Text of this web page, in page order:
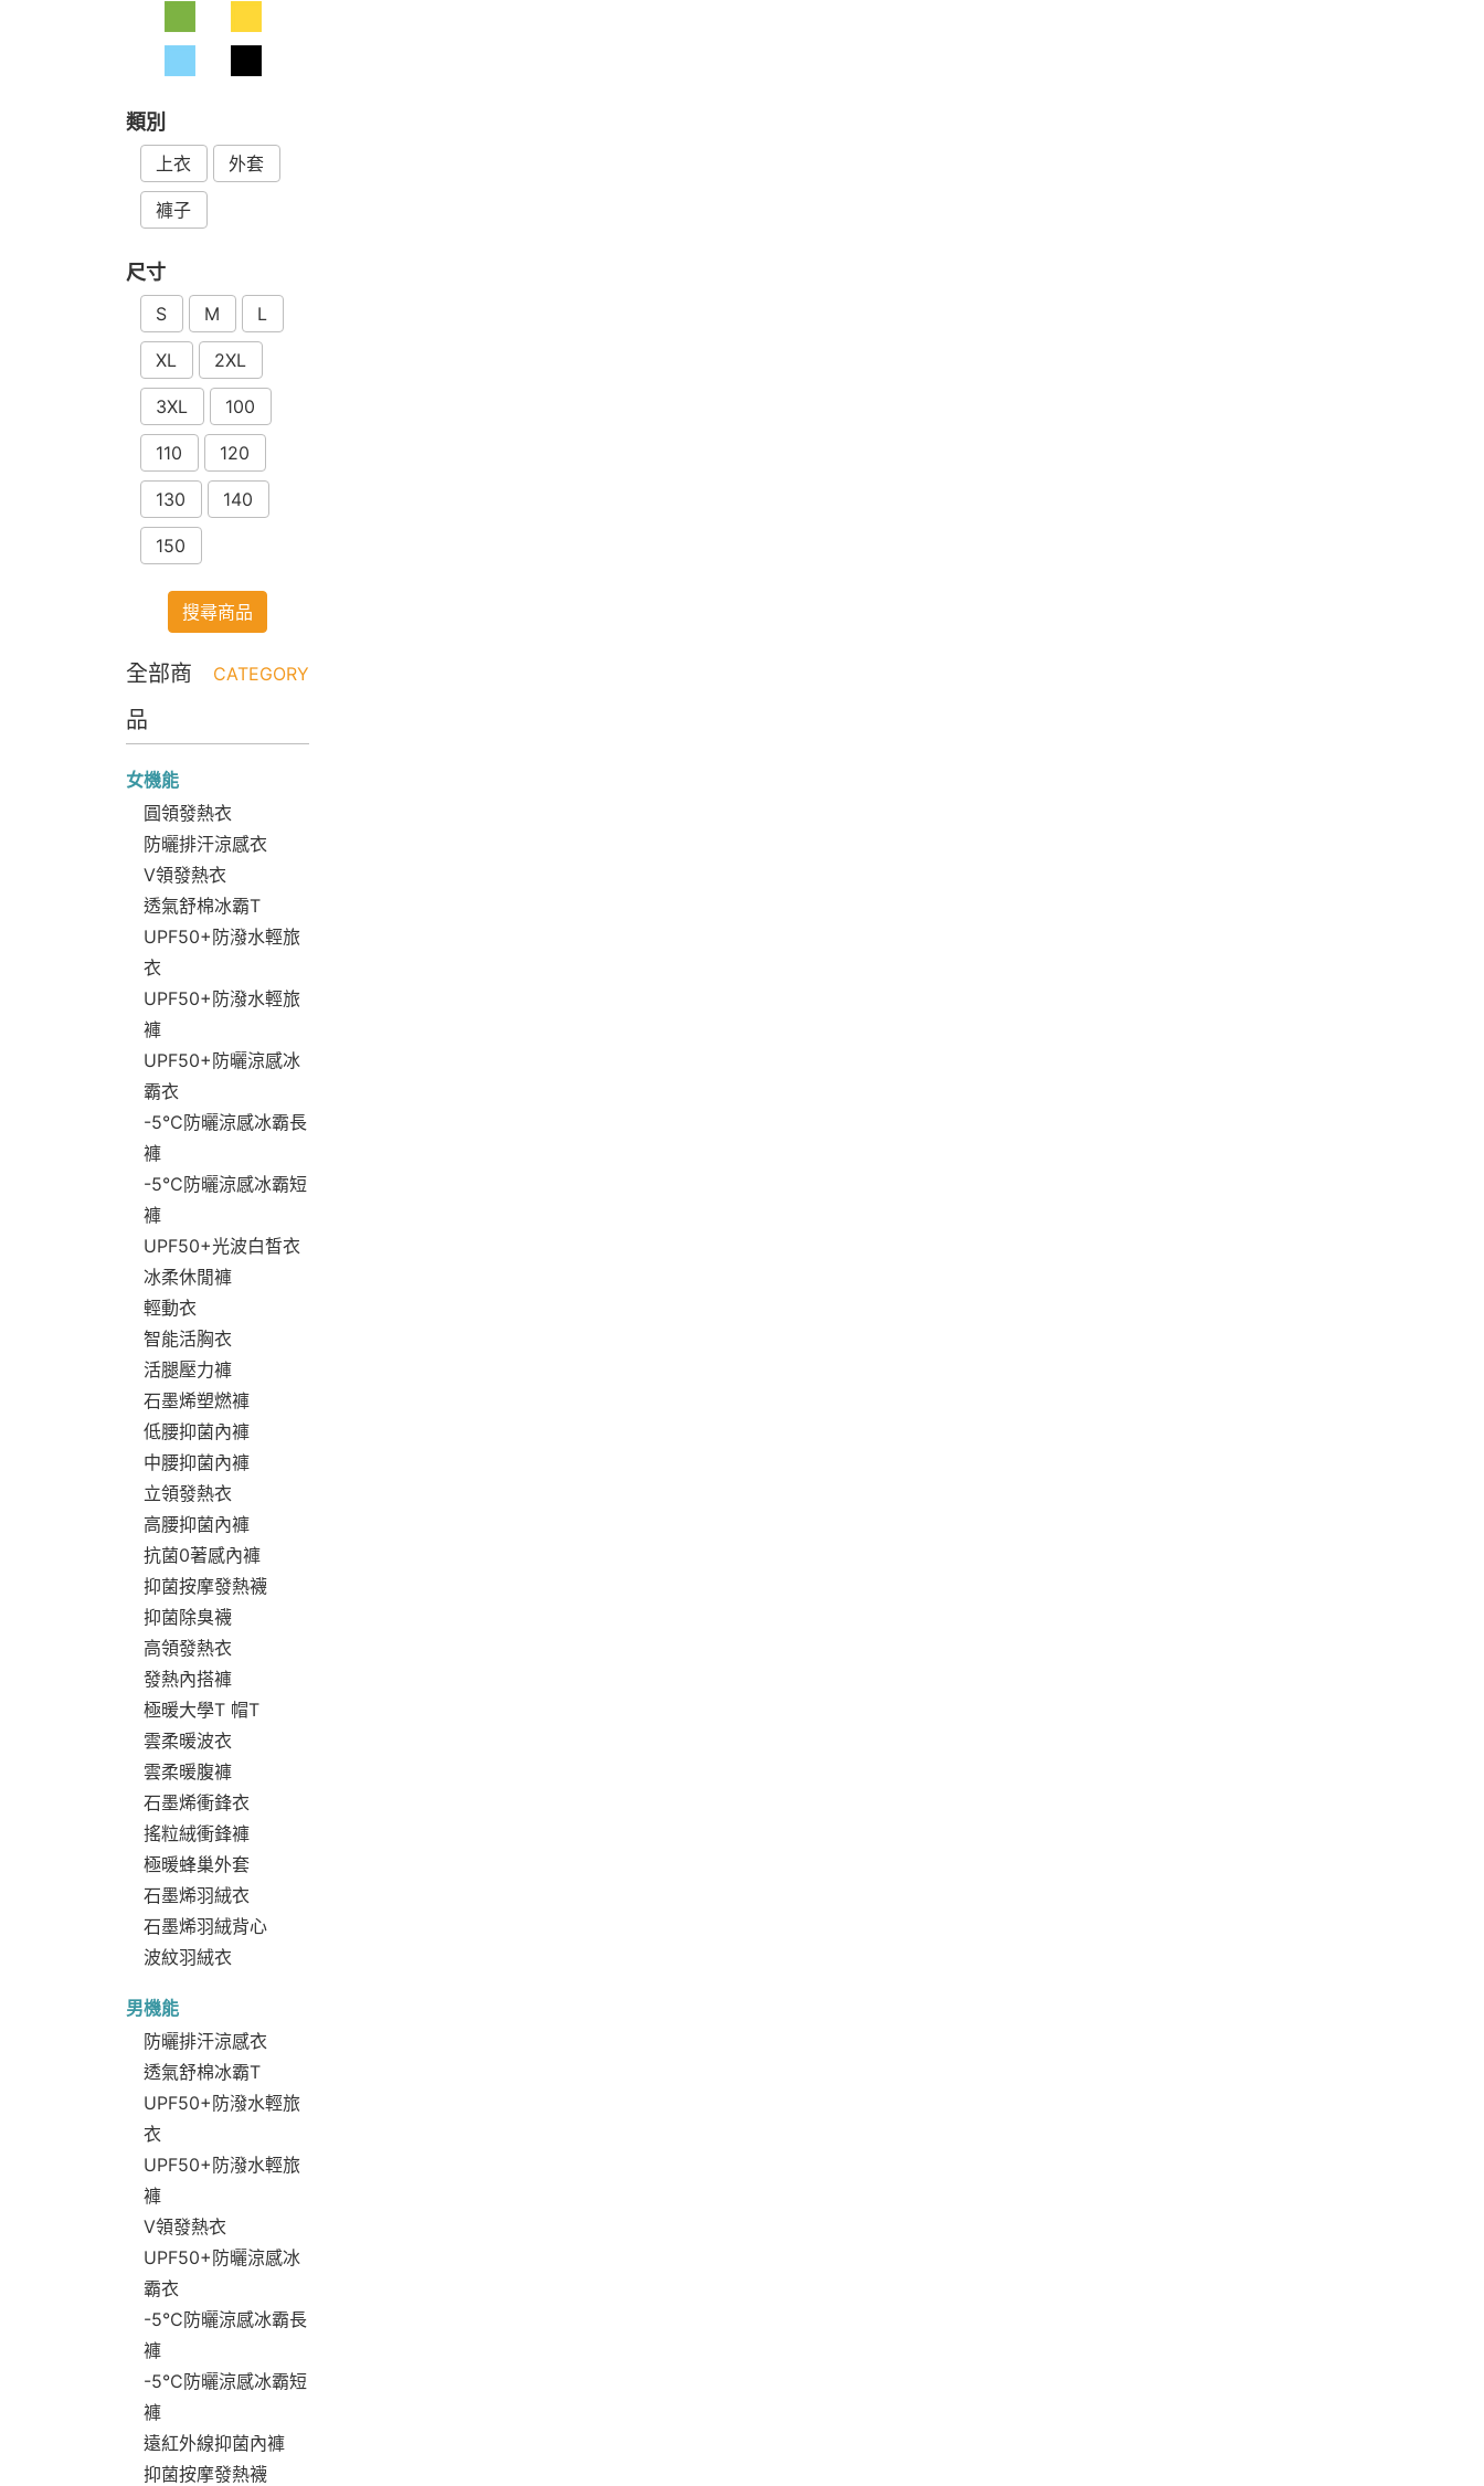
類別
上衣 外套
褲子
尺寸
S M L
XL 2XL
3XL 100
110 120
130 140
150
搜尋商品
全部商
品
CATEGORY
女機能
圓領發熱衣
防曬排汗涼感衣
V領發熱衣
透氣舒棉冰霸T
UPF50+防潑水輕旅
衣
UPF50+防潑水輕旅
褲
UPF50+防曬涼感冰
霸衣
-5°C防曬涼感冰霸長
褲
-5°C防曬涼感冰霸短
褲
UPF50+光波白皙衣
冰柔休閒褲
輕動衣
智能活胸衣
活腿壓力褲
石墨烯塑燃褲
低腰抑菌內褲
中腰抑菌內褲
立領發熱衣
高腰抑菌內褲
抗菌0著感內褲
抑菌按摩發熱襪
抑菌除臭襪
高領發熱衣
發熱內搭褲
極暖大學T 帽T
雲柔暖波衣
雲柔暖腹褲
石墨烯衝鋒衣
搖粒絨衝鋒褲
極暖蜂巢外套
石墨烯羽絨衣
石墨烯羽絨背心
波紋羽絨衣
男機能
防曬排汗涼感衣
透氣舒棉冰霸T
UPF50+防潑水輕旅
衣
UPF50+防潑水輕旅
褲
V領發熱衣
UPF50+防曬涼感冰
霸衣
-5°C防曬涼感冰霸長
褲
-5°C防曬涼感冰霸短
褲
遠紅外線抑菌內褲
抑菌按摩發熱襪